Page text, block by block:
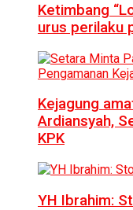
Ketimbang
urus perilaku
Kejagung
Ardiansyah,
KPK
YH Ibrahim: